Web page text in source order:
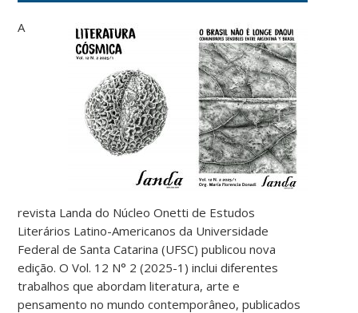
A
revista Landa do Núcleo Onetti de Estudos
Literários Latino-Americanos da Universidade
Federal de Santa Catarina (UFSC) publicou nova
edição. O Vol. 12 N° 2 (2025-1) inclui diferentes
trabalhos que abordam literatura, arte e
pensamento no mundo contemporâneo, publicados